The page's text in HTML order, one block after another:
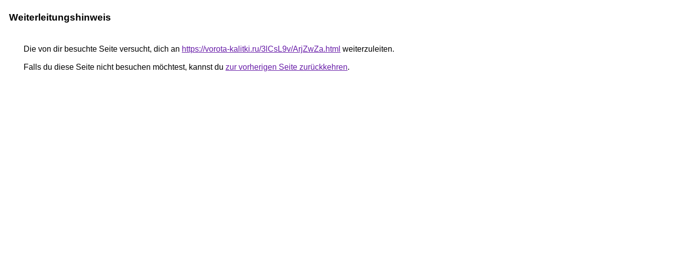
Weiterleitungshinweis
Die von dir besuchte Seite versucht, dich an https://vorota-kalitki.ru/3lCsL9v/ArjZwZa.html weiterzuleiten.
Falls du diese Seite nicht besuchen möchtest, kannst du zur vorherigen Seite zurückkehren.